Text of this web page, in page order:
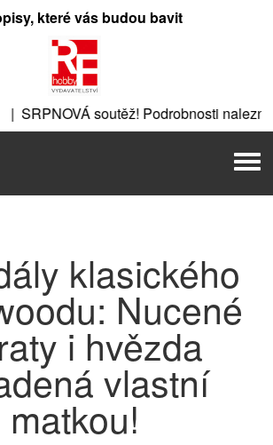
které vás budou bavit
SRPNOVÁ soutěž! Podrobnosti
. |
klasického
Nucené
i hvězda
vlastní
matkou!